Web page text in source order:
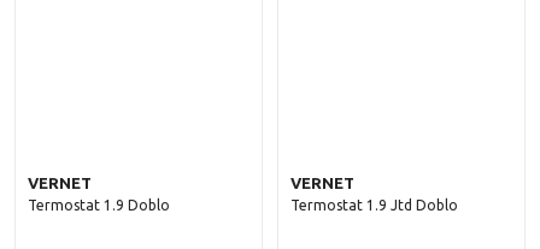
VERNET
Termostat 1.9 Doblo
VERNET
Termostat 1.9 Jtd Doblo